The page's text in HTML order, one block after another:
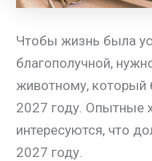
Чтобы жизнь была
благополучной,
животному, который
2027 году. Опытные
интересуются, что
2027 году.